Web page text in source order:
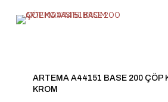
ARTEMA A44151 BASE 200 ÇÖP
KROM